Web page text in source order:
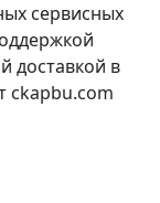
сервисных
доставкой в
ckapbu.com